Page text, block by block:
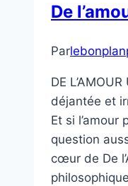
De
Par
DE
déjantée et
Et si l’amour
question
cœur de De